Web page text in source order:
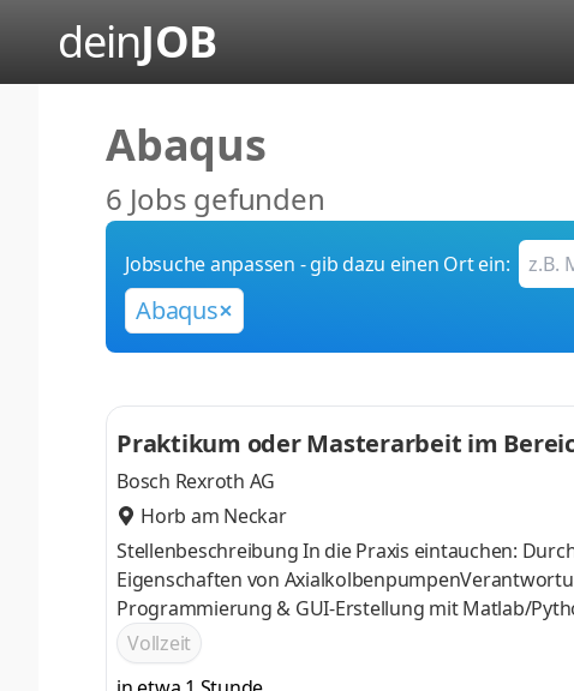
deinJOB
Abaqus
6 Jobs gefunden
Jobsuche anpassen - gib dazu einen Ort ein:
Abaqus
Praktikum oder Masterarbeit im
Bosch Rexroth AG
Horb am Neckar
Stellenbeschreibung In die Praxis eintauchen:
Eigenschaften von
Programmierung & GUI-Erstellung mit Matlab/
Dokumentation der Simulationsergebnisse
Vollzeit